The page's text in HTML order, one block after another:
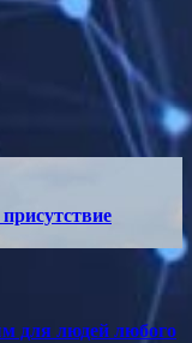
для людей любого